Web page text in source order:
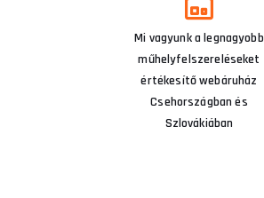
Mi vagyunk a legnagyobb
műhelyfelszereléseket
értékesítő webáruház
Csehországban és
Szlovákiában